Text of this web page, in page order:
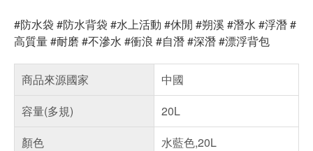
#防水袋 #防水背袋 #水上活動 #休閒 #朔溪 #潛水 #浮潛 #
高質量 #耐磨 #不滲水 #衝浪 #自潛 #深潛 #漂浮背包
商品來源國家
中國
容量(多規)
20L
顏色
水藍色,20L